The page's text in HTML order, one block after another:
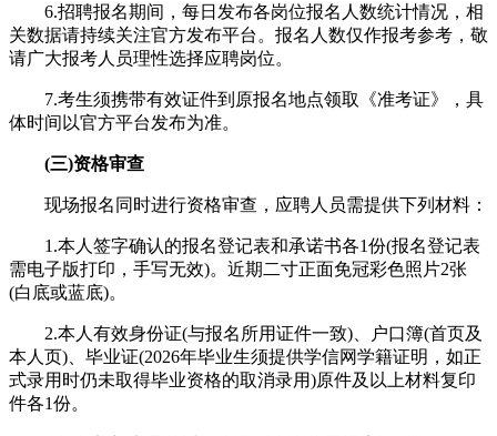
6.招聘报名期间，每日发布各岗位报名人数统计情况，相
关数据请持续关注官方发布平台。报名人数仅作报考参考，敬
请广大报考人员理性选择应聘岗位。
7.考生须携带有效证件到原报名地点领取《准考证》，具
体时间以官方平台发布为准。
(三)资格审查
现场报名同时进行资格审查，应聘人员需提供下列材料：
1.本人签字确认的报名登记表和承诺书各1份(报名登记表
需电子版打印，手写无效)。近期二寸正面免冠彩色照片2张
(白底或蓝底)。
2.本人有效身份证(与报名所用证件一致)、户口簿(首页及
本人页)、毕业证(2026年毕业生须提供学信网学籍证明，如正
式录用时仍未取得毕业资格的取消录用)原件及以上材料复印
件各1份。